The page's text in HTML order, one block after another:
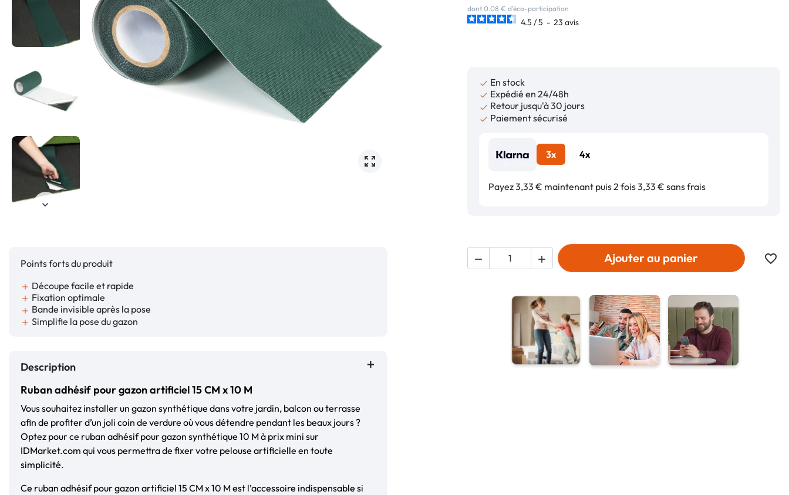
Points forts du produit
add Découpe facile et rapide
add Fixation optimale
add Bande invisible après la pose
add Simplifie la pose du gazon
Description
Ruban adhésif pour gazon artificiel 15 CM x 10 M
Vous souhaitez installer un gazon synthétique dans votre jardin, balcon ou terrasse
afin de profiter d’un joli coin de verdure où vous détendre pendant les beaux jours ?
Optez pour ce ruban adhésif pour gazon synthétique 10 M à prix mini sur
IDMarket.com qui vous permettra de fixer votre pelouse artificielle en toute
simplicité.
Ce ruban adhésif pour gazon artificiel 15 CM x 10 M est l’accessoire indispensable si
dont 0.08 € d'éco-participation
4.5 /5 - 23 avis
 En stock
 Expédié en 24/48h
 Retour jusqu'à 30 jours
 Paiement sécurisé
3x 4x
Payez 3,33 € maintenant puis 2 fois 3,33 € sans frais
  Ajouter au panier favorite_border